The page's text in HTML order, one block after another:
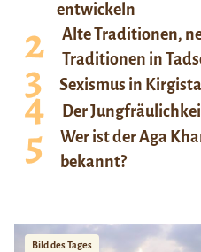
entwickeln
Alte Traditionen,
Traditionen in
Sexismus in
Der
Wer ist der Aga
bekannt?
Bild des Tages